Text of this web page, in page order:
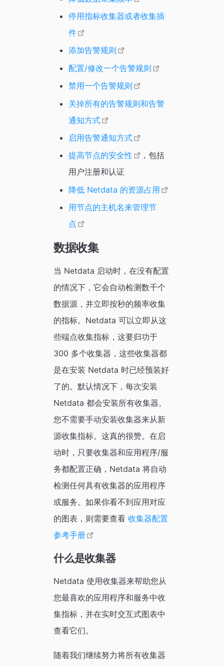
停用指标收集器或者收集插
件
添加告警规则
配置/修改一个告警规则
禁用一个告警规则
关掉所有的告警规则和告警
通知方式
启用告警通知方式
提高节点的安全性
，包括
用户注册和认证
降低 Netdata 的资源占用
用节点的主机名来管理节
点
数据收集
当 Netdata 启动时，在没有配置
的情况下，它会自动检测数千个
数据源，并立即按秒的频率收集
的指标。Netdata 可以立即从这
些端点收集指标，这要归功于
300 多个收集器，这些收集器都
是在安装 Netdata 时已经预装好
了的。默认情况下，每次安装
Netdata 都会安装所有收集器。
您不需要手动安装收集器来从新
源收集指标。这真的很赞。在启
动时，只要收集器和应用程序/服
务都配置正确，Netdata 将自动
检测任何具有收集器的应用程序
或服务。如果你看不到应用对应
的图表，则需要查看 收集器配置
参考手册
什么是收集器
Netdata 使用收集器来帮助您从
您最喜欢的应用程序和服务中收
集指标，并在实时交互式图表中
查看它们。
随着我们继续努力将所有收集器